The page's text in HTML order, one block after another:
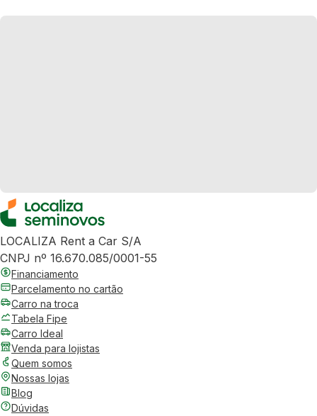
LOCALIZA Rent a Car S/A
CNPJ nº 16.670.085/0001-55
Financiamento
Parcelamento no cartão
Carro na troca
Tabela Fipe
Carro Ideal
Venda para lojistas
Quem somos
Nossas lojas
Blog
Dúvidas